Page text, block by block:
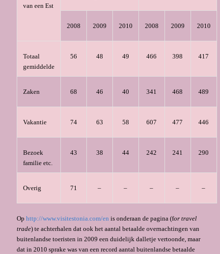
van een Est
2008 2009 2010 2008 2009 2010
Totaal
gemiddelde
56 48 49 466 398 417
Zaken 68 46 40 341 468 489
Vakantie 74 63 58 607 477 446
Bezoek
familie etc.
43 38 44 242 241 290
Overig 71 – – – – –
Op http://www.visitestonia.com/en is onderaan de pagina (for travel
trade) te achterhalen dat ook het aantal betaalde overnachtingen van
buitenlandse toeristen in 2009 een duidelijk dalletje vertoonde, maar
dat in 2010 sprake was van een record aantal buitenlandse betaalde